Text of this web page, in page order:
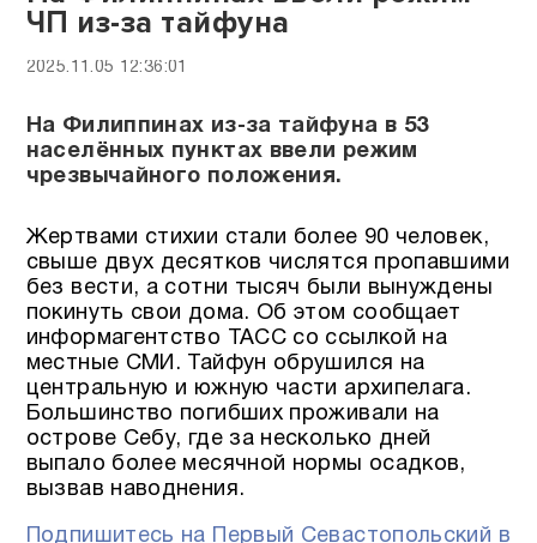
ЧП из-за тайфуна
2025.11.05 12:36:01
На Филиппинах из-за тайфуна в 53
населённых пунктах ввели режим
чрезвычайного положения.
Жертвами стихии стали более 90 человек,
свыше двух десятков числятся пропавшими
без вести, а сотни тысяч были вынуждены
покинуть свои дома. Об этом сообщает
информагентство ТАСС со ссылкой на
местные СМИ. Тайфун обрушился на
центральную и южную части архипелага.
Большинство погибших проживали на
острове Себу, где за несколько дней
выпало более месячной нормы осадков,
вызвав наводнения.
Подпишитесь на Первый Севастопольский в